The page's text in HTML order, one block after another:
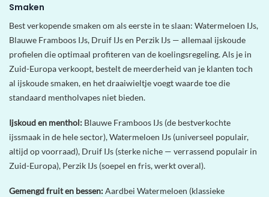
Smaken
Best verkopende smaken om als eerste in te slaan: Watermeloen IJs,
Blauwe Framboos IJs, Druif IJs en Perzik IJs — allemaal ijskoude
profielen die optimaal profiteren van de koelingsregeling. Als je in
Zuid-Europa verkoopt, bestelt de meerderheid van je klanten toch
al ijskoude smaken, en het draaiwieltje voegt waarde toe die
standaard mentholvapes niet bieden.
Ijskoud en menthol: Blauwe Framboos IJs (de bestverkochte
ijssmaak in de hele sector), Watermeloen IJs (universeel populair,
altijd op voorraad), Druif IJs (sterke niche — verrassend populair in
Zuid-Europa), Perzik IJs (soepel en fris, werkt overal).
Gemengd fruit en bessen:Aardbei Watermeloen (klassieke